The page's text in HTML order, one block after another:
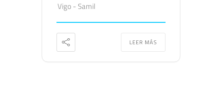
Vigo - Samil
LEER MÁS